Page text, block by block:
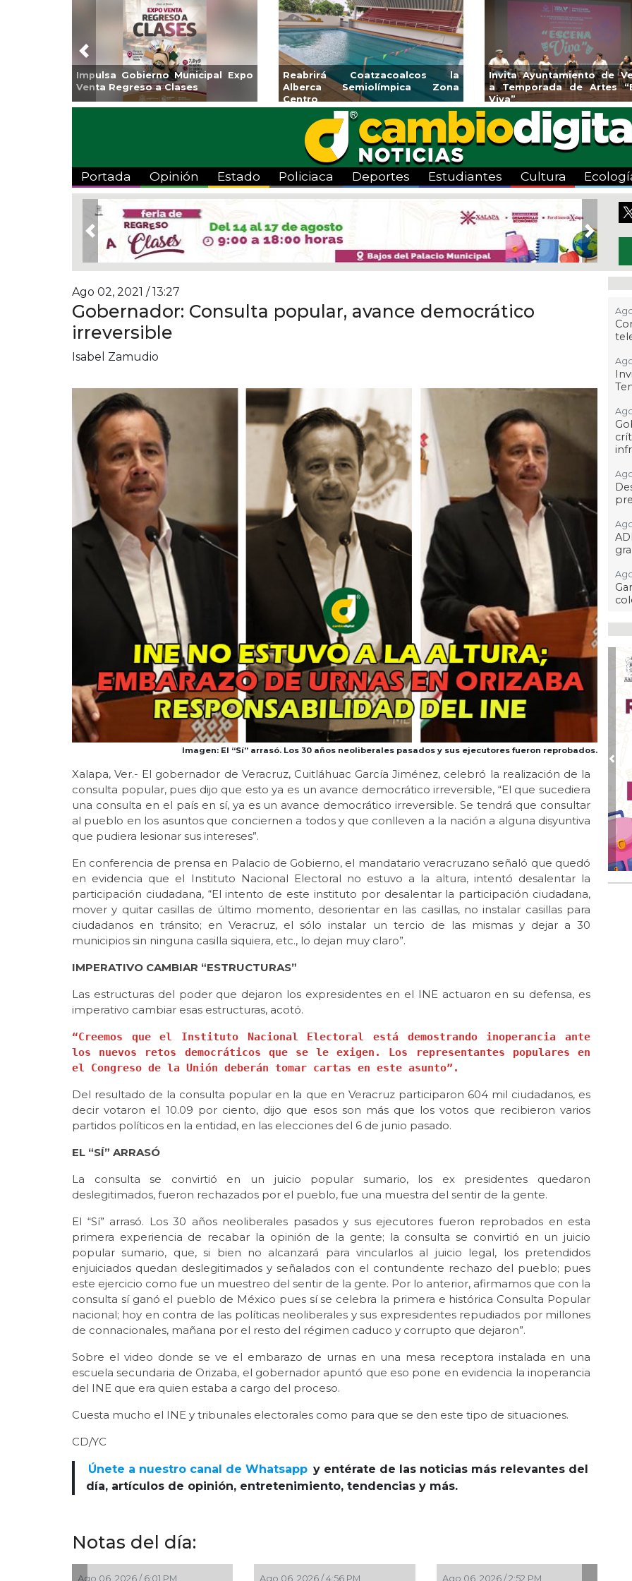
Invita Ayuntamiento de Veracruz
a Temporada de Artes “Escena
Aplicará CMAS el Programa de
Tandeo durante agosto
Guarniciones y banquetas para la
colonia El Mango en Pánuco
Previous
Portada Opinión Estado Policiaca Deportes Estudiantes Cultura
Previous Next
Ago 02, 2021 / 13:27
Gobernador: Consulta popular, avance democrático
irreversible
Isabel Zamudio
Imagen: El “Sí” arrasó. Los 30 años neoliberales pasados y sus ejecutores fueron reprobados.
Xalapa, Ver.- El gobernador de Veracruz, Cuitláhuac García Jiménez, celebró la realización de la
consulta popular, pues dijo que esto ya es un avance democrático irreversible, “El que sucediera
una consulta en el país en sí, ya es un avance democrático irreversible. Se tendrá que consultar
al pueblo en los asuntos que conciernen a todos y que conlleven a la nación a alguna disyuntiva
que pudiera lesionar sus intereses”.
En conferencia de prensa en Palacio de Gobierno, el mandatario veracruzano señaló que quedó
en evidencia que el Instituto Nacional Electoral no estuvo a la altura, intentó desalentar la
participación ciudadana, “El intento de este instituto por desalentar la participación ciudadana,
mover y quitar casillas de último momento, desorientar en las casillas, no instalar casillas para
ciudadanos en tránsito; en Veracruz, el sólo instalar un tercio de las mismas y dejar a 30
municipios sin ninguna casilla siquiera, etc., lo dejan muy claro”.
IMPERATIVO CAMBIAR “ESTRUCTURAS”
Las estructuras del poder que dejaron los expresidentes en el INE actuaron en su defensa, es
imperativo cambiar esas estructuras, acotó.
“Creemos que el Instituto Nacional Electoral está demostrando inoperancia ante
los nuevos retos democráticos que se le exigen. Los representantes populares en
el Congreso de la Unión deberán tomar cartas en este asunto”.
Del resultado de la consulta popular en la que en Veracruz participaron 604 mil ciudadanos, es
decir votaron el 10.09 por ciento, dijo que esos son más que los votos que recibieron varios
partidos políticos en la entidad, en las elecciones del 6 de junio pasado.
EL “SÍ” ARRASÓ
La consulta se convirtió en un juicio popular sumario, los ex presidentes quedaron
deslegitimados, fueron rechazados por el pueblo, fue una muestra del sentir de la gente.
El “Sí” arrasó. Los 30 años neoliberales pasados y sus ejecutores fueron reprobados en esta
primera experiencia de recabar la opinión de la gente; la consulta se convirtió en un juicio
popular sumario, que, si bien no alcanzará para vincularlos al juicio legal, los pretendidos
enjuiciados quedan deslegitimados y señalados con el contundente rechazo del pueblo; pues
este ejercicio como fue un muestreo del sentir de la gente. Por lo anterior, afirmamos que con la
consulta sí ganó el pueblo de México pues sí se celebra la primera e histórica Consulta Popular
nacional; hoy en contra de las políticas neoliberales y sus expresidentes repudiados por millones
de connacionales, mañana por el resto del régimen caduco y corrupto que dejaron”.
Sobre el video donde se ve el embarazo de urnas en una mesa receptora instalada en una
escuela secundaria de Orizaba, el gobernador apuntó que eso pone en evidencia la inoperancia
del INE que era quien estaba a cargo del proceso.
Cuesta mucho el INE y tribunales electorales como para que se den este tipo de situaciones.
CD/YC
Únete a nuestro canal de Whatsapp y entérate de las noticias más relevantes del
día, artículos de opinión, entretenimiento, tendencias y más.
Notas del día:
Ago 06, 2026 / 2:52 PM Ago 06, 2026 / 2:45 PM Ago 06, 2026 / 2:08 PM
la
y